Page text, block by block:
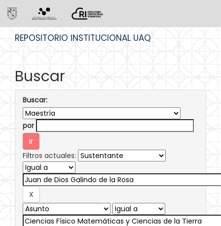
REPOSITORIO INSTITUCIONAL UAQ
Buscar
Buscar:
por
Filtros actuales: